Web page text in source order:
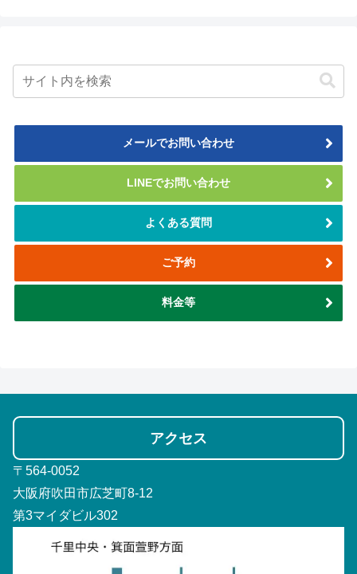
メールでお問い合わせ
LINEでお問い合わせ
よくある質問
ご予約
料金等
アクセス
〒564-0052
大阪府吹田市広芝町8-12
第3マイダビル302